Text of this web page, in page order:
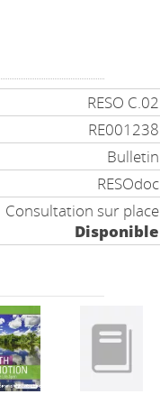
RESO C.02
RE001238
Bulletin
RESOdoc
Consultation sur place
Disponible